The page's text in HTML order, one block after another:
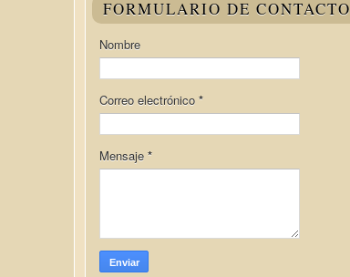
FORMULARIO DE CONTACTO
Nombre
Correo electrónico *
Mensaje *